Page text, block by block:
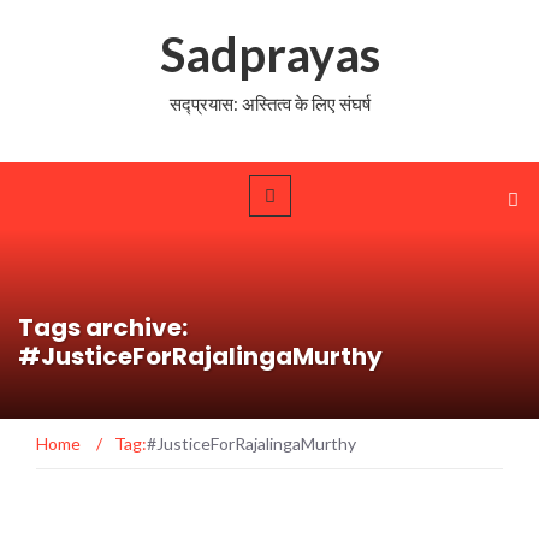
Sadprayas
सद्प्रयास: अस्तित्व के लिए संघर्ष
Tags archive:
#JusticeForRajalingaMurthy
Home / Tag:#JusticeForRajalingaMurthy